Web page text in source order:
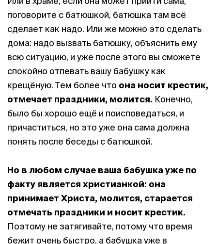
поговорите с батюшкой, батюшка там всё
сделает как надо. Или же можно это сделать
дома: надо вызвать батюшку, объяснить ему
всю ситуацию, и уже после этого вы сможете
спокойно отпевать вашу бабушку как
крещёную. Тем более что она носит крестик,
отмечает праздники, молится. Конечно,
было бы хорошо ещё и поисповедаться, и
причаститься, но это уже она сама должна
понять после беседы с батюшкой.
Но в любом случае ваша бабушка уже по
факту является христианкой: она
принимает Христа, молится, старается
отмечать праздники и носит крестик.
Поэтому не затягивайте, потому что время
бежит очень быстро, а бабушка уже в